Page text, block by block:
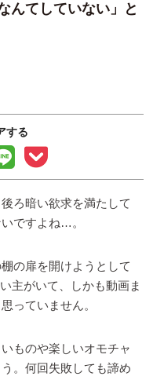
んてしていない」と
する
ろ暗い欲求を満たして
ですよね…。
の扉を開けようとして
主がいて、しかも動画ま
っていません。
ものや楽しいオモチャ
。何回失敗しても諦め